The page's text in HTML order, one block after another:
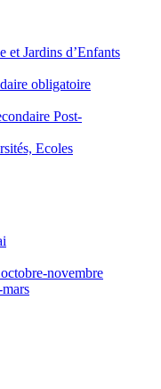
et Jardins d’Enfants
obligatoire
Post-
Ecoles
novembre